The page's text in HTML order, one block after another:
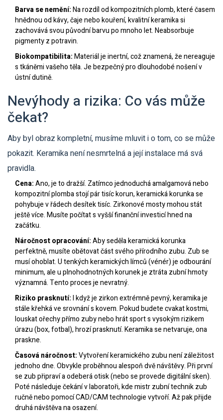
Barva se nemění:Na rozdíl od kompozitních plomb, které časem
hnědnou od kávy, čaje nebo kouření, kvalitní keramika si
zachovává svou původní barvu po mnoho let. Neabsorbuje
pigmenty z potravin.
Biokompatibilita:Materiál je inertní, což znamená, že nereaguje
s tkáněmi vašeho těla. Je bezpečný pro dlouhodobé nošení v
ústní dutině.
Nevýhody a rizika: Co vás může
čekat?
Aby byl obraz kompletní, musíme mluvit i o tom, co se může
pokazit. Keramika není nesmrtelná a její instalace má svá
pravidla.
Cena:Ano, je to dražší. Zatímco jednoduchá amalgamová nebo
kompozitní plomba stojí pár tisíc korun, keramická korunka se
pohybuje v řádech desítek tisíc. Zirkonové mosty mohou stát
ještě více. Musíte počítat s vyšší finanční investicí hned na
začátku.
Náročnost opracování:Aby seděla keramická korunka
perfektně, musíte obětovat část svého přírodního zubu. Zub se
musí ohoblat. U tenkých keramických límců (vénér) je odbourání
minimum, ale u plnohodnotných korunek je ztráta zubní hmoty
významná. Tento proces je nevratný.
Riziko prasknutí:I když je zirkon extrémně pevný, keramika je
stále křehká ve srovnání s kovem. Pokud budete cvakat kostmi,
louskat ořechy přímo zuby nebo hrát sport s vysokým rizikem
úrazu (box, fotbal), hrozí prasknutí. Keramika se netvaruje, ona
praskne.
Časová náročnost:Vytvoření keramického zubu není záležitost
jednoho dne. Obvykle proběhnou alespoň dvě návštěvy. Při první
se zub připraví a odeberá otisk (nebo se provede digitální sken).
Poté následuje čekání v laboratoři, kde mistr zubní technik zub
ručně nebo pomocí CAD/CAM technologie vytvoří. Až pak přijde
druhá návštěva na osazení.